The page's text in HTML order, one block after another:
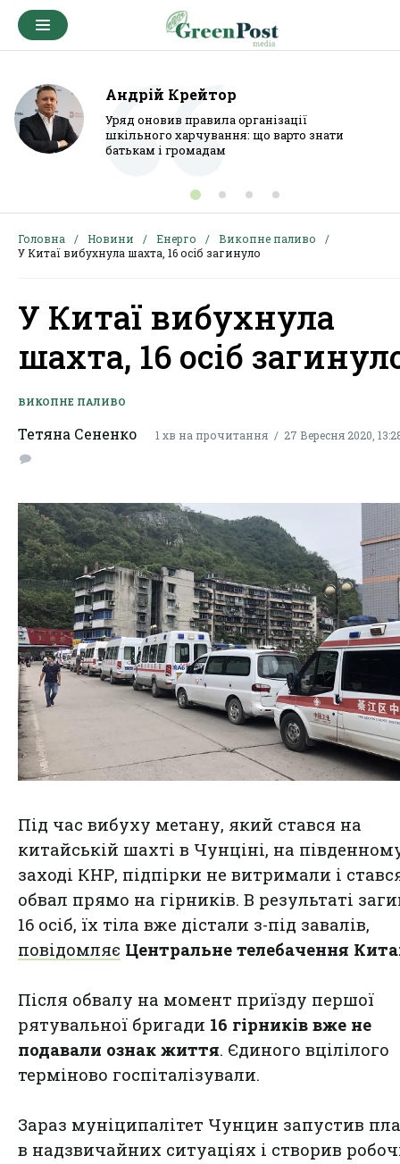
Андрій Крейтор
Уряд оновив правила організації
шкільного харчування: що варто знати
батькам і громадам
Головна Новини Енерго
Викопне паливо
У Китаї вибухнула шахта, 16 осіб загинуло
У Китаї вибухнула
шахта, 16 осіб
ВИКОПНЕ ПАЛИВО
Тетяна Сененко 1 хв на прочитання 27 Вересня 2020,
Під час вибуху метану, який стався на
китайській шахті в Чунціні, на
заході КНР, підпірки не витримали і
обвал прямо на гірників. В результаті
16 осіб, їх тіла вже дістали з-під завалів,
повідомляє Центральне телебачення
Після обвалу на момент приїзду першої
рятувальної бригади 16 гірників вже не
подавали ознак життя. Єдиного вцілілого
терміново госпіталізували.
Зараз муніципалітет Чунцин запустив
в надзвичайних ситуаціях і створив